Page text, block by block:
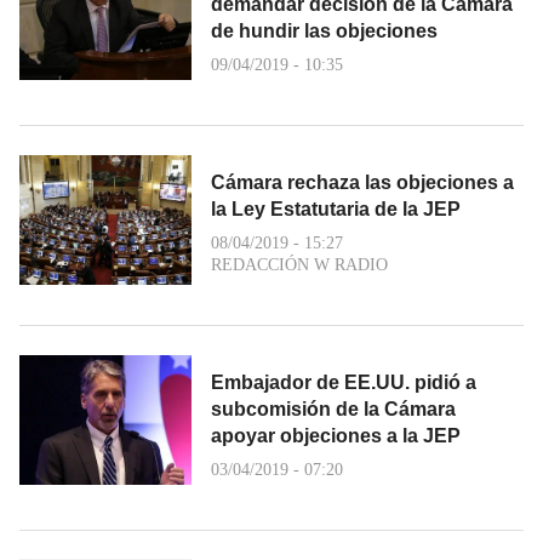
demandar decisión de la Cámara
de hundir las objeciones
09/04/2019 - 10:35
Cámara rechaza las objeciones a
la Ley Estatutaria de la JEP
08/04/2019 - 15:27
REDACCIÓN W RADIO
Embajador de EE.UU. pidió a
subcomisión de la Cámara
apoyar objeciones a la JEP
03/04/2019 - 07:20